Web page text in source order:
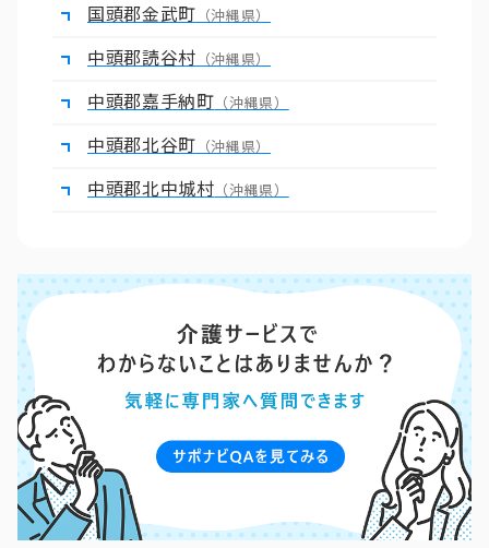
国頭郡金武町 （沖縄県）
中頭郡読谷村 （沖縄県）
中頭郡嘉手納町 （沖縄県）
中頭郡北谷町 （沖縄県）
中頭郡北中城村 （沖縄県）